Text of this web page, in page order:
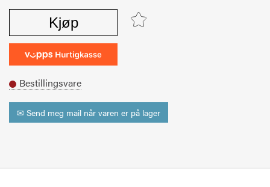
Kjøp
Bestillingsvare
✉ Send meg mail når varen er på lager